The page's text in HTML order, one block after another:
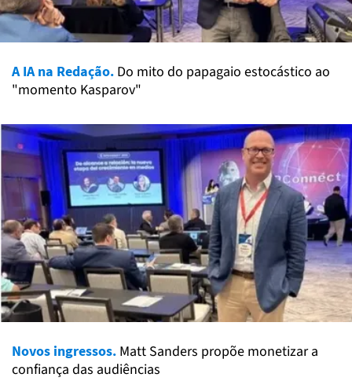
A IA na Redação. Do mito do papagaio estocástico ao
"momento Kasparov"
Novos ingressos. Matt Sanders propõe monetizar a
confiança das audiências